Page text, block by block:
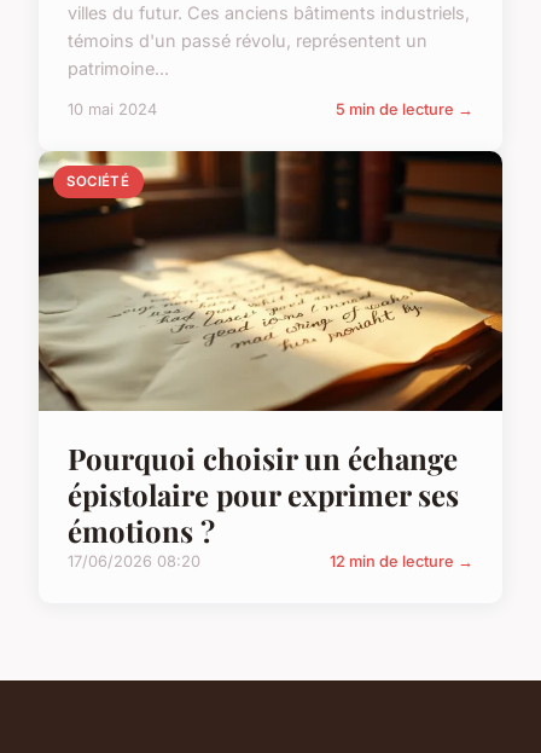
villes du futur. Ces anciens bâtiments industriels,
témoins d'un passé révolu, représentent un
patrimoine...
10 mai 2024 5 min de lecture →
SOCIÉTÉ
Pourquoi choisir un échange
épistolaire pour exprimer ses
émotions ?
17/06/2026 08:20 12 min de lecture →